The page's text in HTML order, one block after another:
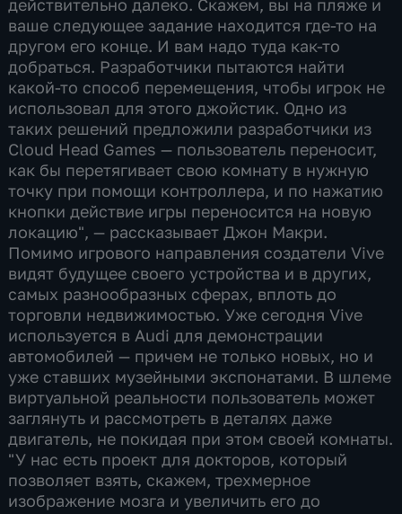
действительно далеко. Скажем, вы на пляже и
ваше следующее задание находится где-то на
другом его конце. И вам надо туда как-то
добраться. Разработчики пытаются найти
какой-то способ перемещения, чтобы игрок не
использовал для этого джойстик. Одно из
таких решений предложили разработчики из
Cloud Head Games — пользователь переносит,
как бы перетягивает свою комнату в нужную
точку при помощи контроллера, и по нажатию
кнопки действие игры переносится на новую
локацию", — рассказывает Джон Макри.
Помимо игрового направления создатели Vive
видят будущее своего устройства и в других,
самых разнообразных сферах, вплоть до
торговли недвижимостью. Уже сегодня Vive
используется в Audi для демонстрации
автомобилей — причем не только новых, но и
уже ставших музейными экспонатами. В шлеме
виртуальной реальности пользователь может
заглянуть и рассмотреть в деталях даже
двигатель, не покидая при этом своей комнаты.
"У нас есть проект для докторов, который
позволяет взять, скажем, трехмерное
изображение мозга и увеличить его до